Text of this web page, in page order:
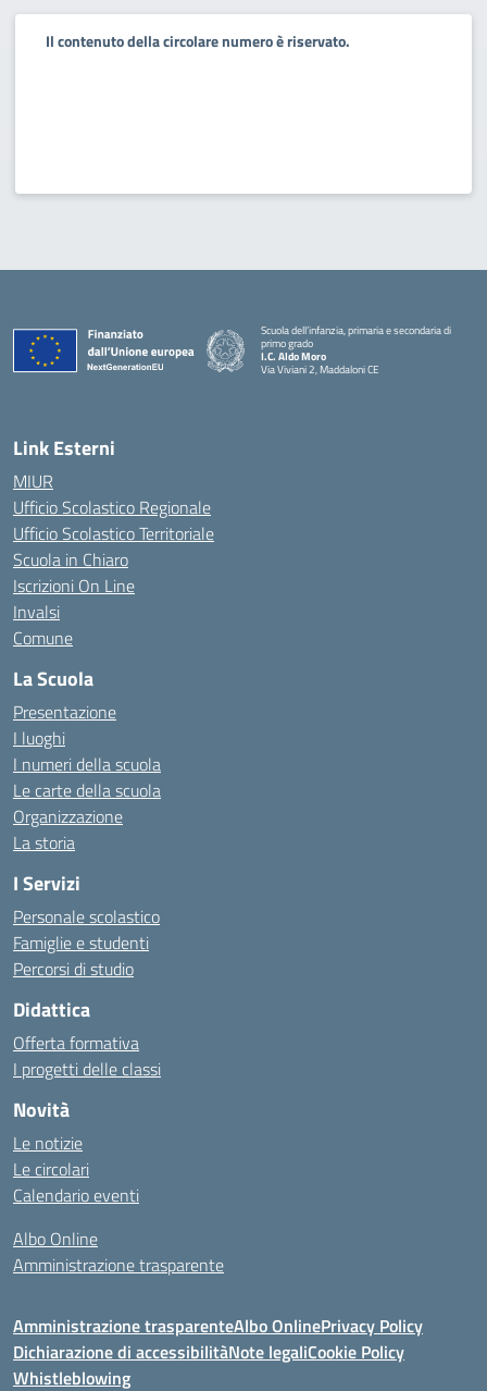
Il contenuto della circolare numero è riservato.
Scuola dell’infanzia, primaria e secondaria di
primo grado
I.C. Aldo Moro
Via Viviani 2, Maddaloni CE
Link Esterni
MIUR
Ufficio Scolastico Regionale
Ufficio Scolastico Territoriale
Scuola in Chiaro
Iscrizioni On Line
Invalsi
Comune
La Scuola
Presentazione
I luoghi
I numeri della scuola
Le carte della scuola
Organizzazione
La storia
I Servizi
Personale scolastico
Famiglie e studenti
Percorsi di studio
Didattica
Offerta formativa
I progetti delle classi
Novità
Le notizie
Le circolari
Calendario eventi
Albo Online
Amministrazione trasparente
Amministrazione trasparenteAlbo OnlinePrivacy Policy
Dichiarazione di accessibilitàNote legaliCookie Policy
Whistleblowing